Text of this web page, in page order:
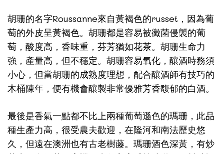
胡珊的名字Roussanne來自黃褐色的russet ，因為葡
萄的外皮呈黃褐色。胡珊都是容易被黴菌侵襲的葡
萄，酸度高，香味重，芬芳猶如花茶。胡珊生命力
強，產量高，但不穩定。胡珊容易氧化，釀酒時務須
小心，但當胡珊的成熟度理想，配合釀酒師有技巧的
木桶陳年，便有機會釀製非常優雅芳香馥郁的白酒。
最後是香氣一點都不比上兩種葡萄遜色的瑪珊，此品
種生產力高，很受農夫歡迎，在隆河和南法歷史悠
久，但遠在澳洲也有古老樹藤。瑪珊酒色深黃，有炒